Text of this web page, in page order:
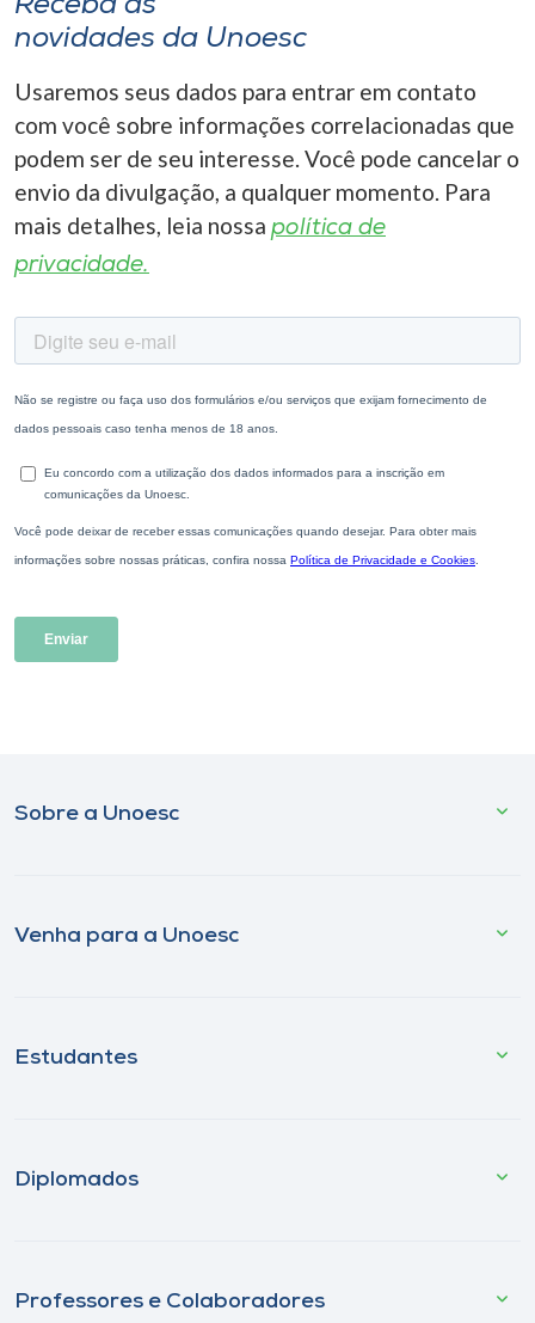
Receba as
novidades da Unoesc
Usaremos seus dados para entrar em contato
com você sobre informações correlacionadas que
podem ser de seu interesse. Você pode cancelar o
envio da divulgação, a qualquer momento. Para
mais detalhes, leia nossa política de
privacidade.
Sobre a Unoesc
Venha para a Unoesc
Estudantes
Diplomados
Professores e Colaboradores